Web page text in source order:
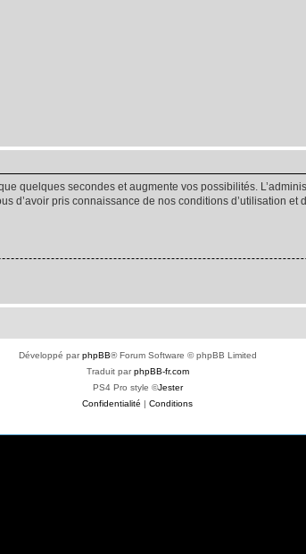
quelques secondes et augmente vos possibilités.
d’avoir pris connaissance de nos conditions d’utilisation
Développé parphpBB® Forum Software © phpBB Limited
Traduit parphpBB-fr.com
PS4 Pro style ©Jester
Confidentialité | Conditions